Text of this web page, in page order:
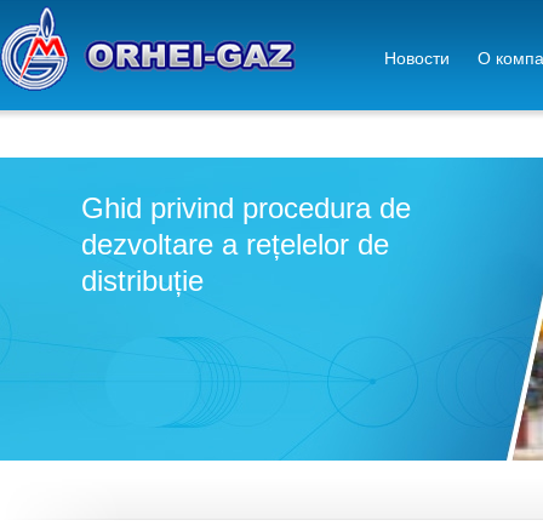
Новости О
Ghid privind procedura de
dezvoltare a rețelelor de
distribuție